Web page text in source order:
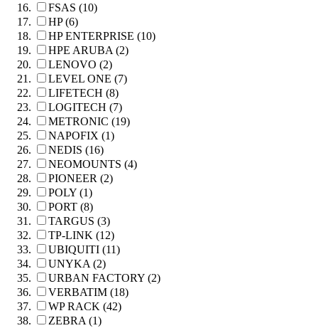
FSAS (10)
HP (6)
HP ENTERPRISE (10)
HPE ARUBA (2)
LENOVO (2)
LEVEL ONE (7)
LIFETECH (8)
LOGITECH (7)
METRONIC (19)
NAPOFIX (1)
NEDIS (16)
NEOMOUNTS (4)
PIONEER (2)
POLY (1)
PORT (8)
TARGUS (3)
TP-LINK (12)
UBIQUITI (11)
UNYKA (2)
URBAN FACTORY (2)
VERBATIM (18)
WP RACK (42)
ZEBRA (1)